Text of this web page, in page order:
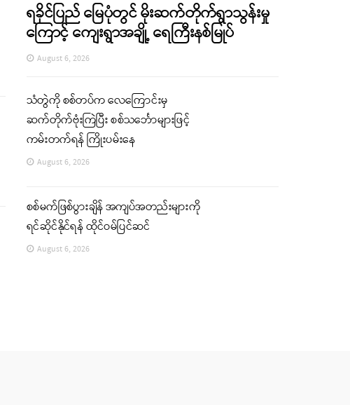
ရခိုင်ပြည် မြေပုံတွင် မိုးဆက်တိုက်ရွာသွန်းမှု
ကြောင့် ကျေးရွာအချို့ ရေကြီးနစ်မြုပ်
August 6, 2026
သံတွဲကို စစ်တပ်က လေကြောင်းမှ
ဆက်တိုက်ဗုံးကြဲပြီး စစ်သင်္ဘောများဖြင့်
ကမ်းတက်ရန် ကြိုးပမ်းနေ
August 6, 2026
စစ်မက်ဖြစ်ပွားချိန် အကျပ်အတည်းများကို
ရင်ဆိုင်နိုင်ရန် ထိုင်ဝမ်ပြင်ဆင်
August 6, 2026